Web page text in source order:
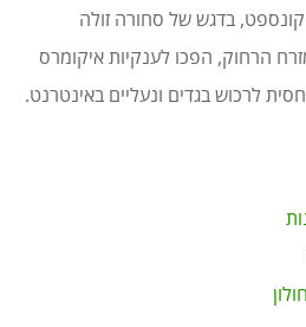
בדגש של סחורה זולה
הרחוק, הפכו לענקיות איקומרס
לרכוש בגדים ונעליים באינטרנט.